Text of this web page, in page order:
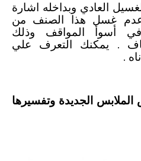
العادي وبداخله اشارة
غسل هذا الصنف من
في أسوأ المواقف وذلك
. يمكنك التعرف علي
.
الجديدة وتفسيرها